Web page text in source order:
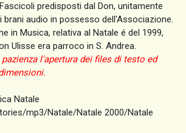
predisposti dal Don, unitamente
brani audio in possesso dell'Associazione.
in Musica, relativa al Natale é del 1999,
Ulisse era parroco in S. Andrea.
l'apertura dei files di testo ed
Natale
mp3/Natale/Natale 2000/Natale